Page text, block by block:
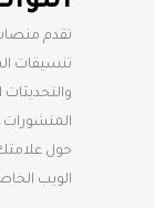
تقدم
تنسيقات
المنشورات
حول علامتك
الويب